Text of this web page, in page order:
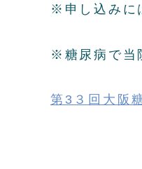
※申し込みに
※糖尿病で当
第3３回大阪